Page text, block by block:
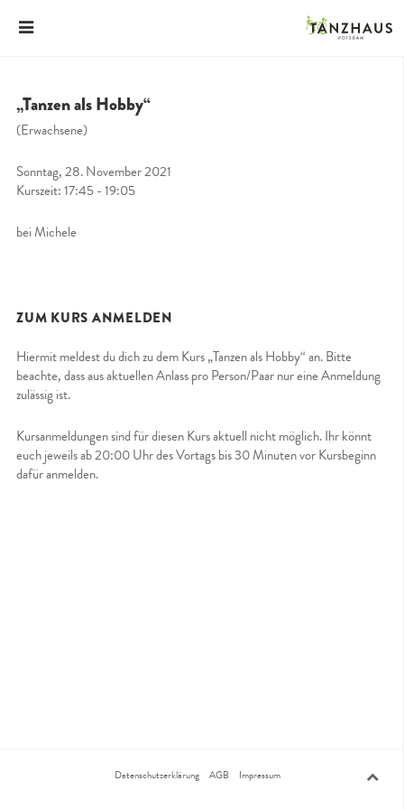
„Tanzen als Hobby“
(Erwachsene)
Sonntag, 28. November 2021
Kurszeit: 17:45 - 19:05
bei Michele
ZUM KURS ANMELDEN
Hiermit meldest du dich zu dem Kurs „Tanzen als Hobby“ an. Bitte
beachte, dass aus aktuellen Anlass pro Person/Paar nur eine Anmeldung
zulässig ist.
Kursanmeldungen sind für diesen Kurs aktuell nicht möglich. Ihr könnt
euch jeweils ab 20:00 Uhr des Vortags bis 30 Minuten vor Kursbeginn
dafür anmelden.
Datenschutzerklärung AGB Impressum